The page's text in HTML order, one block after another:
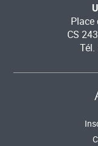
Place
CS